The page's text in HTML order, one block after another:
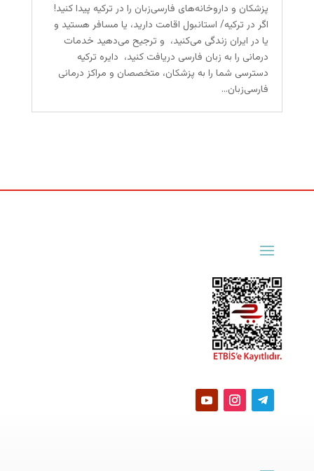
پزشکان و داروخانه‌های فارسی‌زبان را در ترکیه پیدا کنید!
اگر در ترکیه/ استانبول اقامت دارید، یا مسافر هستید و
یا در ایران زندگی می‌کنید، و ترجیح می‌دهید خدمات
درمانی را به زبان فارسی دریافت کنید، دایره ترکیه
دسترسی شما را به پزشکان، متخصصان و مراکز درمانی
فارسی‌زبان...